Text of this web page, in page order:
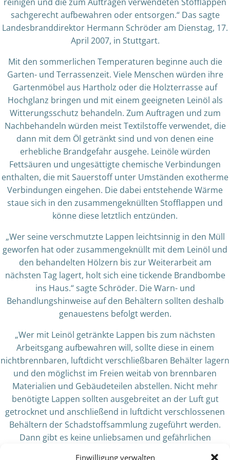
Einwilligung verwalten
sachgerecht aufbewahren oder entsorgen.“ Das sagte
Landesbranddirektor Hermann Schröder am Dienstag, 17.
April 2007, in Stuttgart.
Mit den sommerlichen Temperaturen beginne auch die
Garten- und Terrassenzeit. Viele Menschen würden ihre
Gartenmöbel aus Hartholz oder die Holzterrasse auf
Hochglanz bringen und mit einem geeigneten Leinöl als
Witterungsschutz behandeln. Zum Auftragen und zum
Nachbehandeln würden meist Textilstoffe verwendet, die
dann mit dem Öl getränkt sind und von denen eine
erhebliche Brandgefahr ausgehe. Leinöle würden
Fettsäuren und ungesättigte chemische Verbindungen
enthalten, die mit Sauerstoff unter Umständen exotherme
Verbindungen eingehen. Die dabei entstehende Wärme
staue sich in den zusammengeknüllten Stofflappen und
könne diese letztlich entzünden.
„Wer seine verschmutzte Lappen leichtsinnig in den Müll
geworfen hat oder zusammengeknüllt mit dem Leinöl und
den behandelten Hölzern bis zur Weiterarbeit am
nächsten Tag lagert, holt sich eine tickende Brandbombe
ins Haus.“ sagte Schröder. Die Warn- und
Behandlungshinweise auf den Behältern sollten deshalb
genauestens befolgt werden.
„Wer mit Leinöl getränkte Lappen bis zum nächsten
Arbeitsgang aufbewahren will, sollte diese in einem
nichtbrennbaren, luftdicht verschließbaren Behälter lagern
und den möglichst im Freien weitab von brennbaren
Materialien und Gebäudeteilen abstellen. Nicht mehr
benötigte Lappen sollten ausgebreitet an der Luft gut
getrocknet und anschließend in luftdicht verschlossenen
Behältern der Schadstoffsammlung zugeführt werden.
Dann gibt es keine unliebsamen und gefährlichen